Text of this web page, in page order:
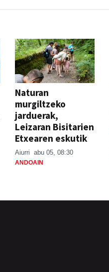
Naturan
murgiltzeko
jarduerak,
Leizaran Bisitarien
Etxearen eskutik
Aiurri abu 05, 08:30
ANDOAIN